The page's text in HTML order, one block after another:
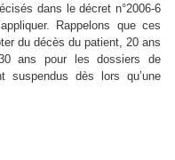
dans le décret n°2006-6
Rappelons que ces
du décès du patient, 20 ans
ans pour les dossiers de
suspendus dès lors qu’une